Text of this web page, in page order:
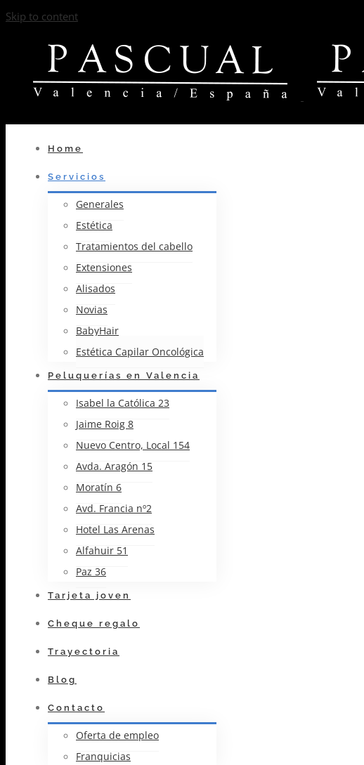
Skip to content
Home
Servicios
Generales
Estética
Tratamientos del cabello
Extensiones
Alisados
Novias
BabyHair
Estética Capilar Oncológica
Peluquerías en Valencia
Isabel la Católica 23
Jaime Roig 8
Nuevo Centro, Local 154
Avda. Aragón 15
Moratín 6
Avd. Francia nº2
Hotel Las Arenas
Alfahuir 51
Paz 36
Tarjeta joven
Cheque regalo
Trayectoria
Blog
Contacto
Oferta de empleo
Franquicias